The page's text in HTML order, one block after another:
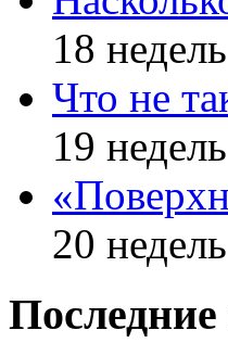
18
Что не
19
20